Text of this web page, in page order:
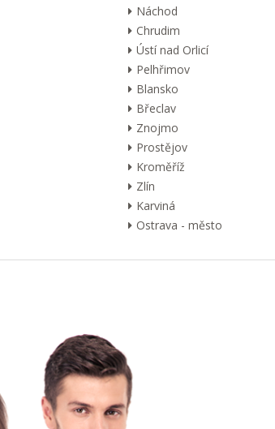
Náchod
Chrudim
Ústí nad Orlicí
Pelhřimov
Blansko
Břeclav
Znojmo
Prostějov
Kroměříž
Zlín
Karviná
Ostrava - město